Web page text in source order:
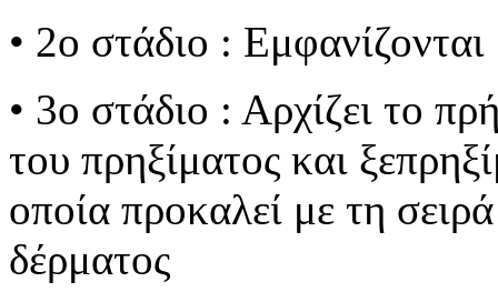
• 2ο στάδιο : Εμφανίζονται
• 3ο στάδιο : Αρχίζει το
του πρηξίματος και
οποία προκαλεί με τη
δέρματος